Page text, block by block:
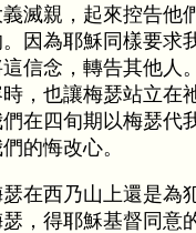
滅親，起來控告他
因為耶穌同樣要求
信念，轉告其他人
，也讓梅瑟站立在
在四旬期以梅瑟代
的悔改心。
在西乃山上還是為
，得耶穌基督同意